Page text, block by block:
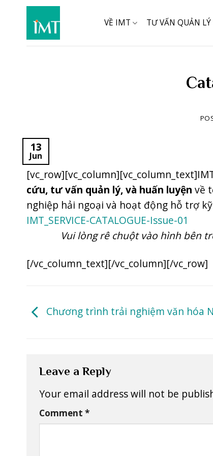
content
VỀ IMT TƯ VẤN QUẢN LÝ
13
Jun
cứu, tư vấn quản lý, và huấn luyện về
nghiệp hải ngoại và hoạt động hỗ trợ
IMT_SERVICE-CATALOGUE-Issue-01
Vui lòng rê chuột vào hình bên
[/vc_column_text][/vc_column][/vc_row]
Chương trình trải nghiệm văn hóa
Leave a Reply
Your email address will not be
Comment *